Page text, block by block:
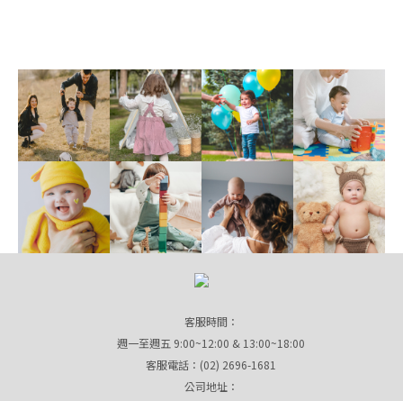
客服時間：
週一至週五 9:00~12:00 & 13:00~18:00
客服電話：(02) 2696-1681
公司地址：